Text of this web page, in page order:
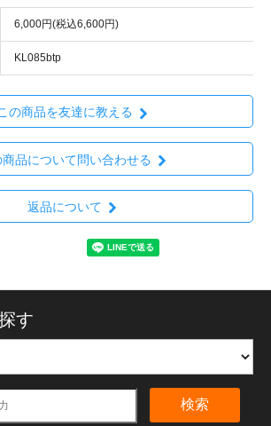
6,000円(税込6,600円)
KL085btp
の商品を友達に教える
商品について問い合わせる
返品について
す
検索